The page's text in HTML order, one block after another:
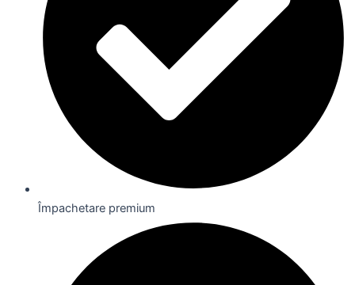
Împachetare premium